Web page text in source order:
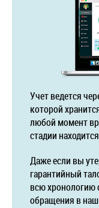
Учет ведется
которой
любой момент
стадии
Даже если вы
гарантийный
всю хронологию
обращения в